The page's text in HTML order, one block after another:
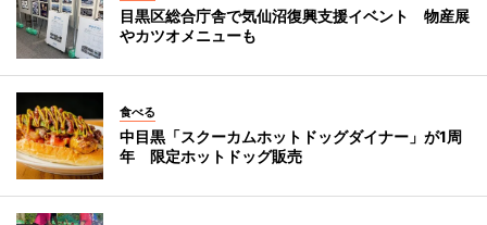
目黒区総合庁舎で気仙沼復興支援イベント 物産展
やカツオメニューも
食べる
中目黒「スクーカムホットドッグダイナー」が1周
年 限定ホットドッグ販売